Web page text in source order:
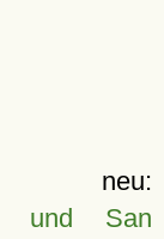
und San